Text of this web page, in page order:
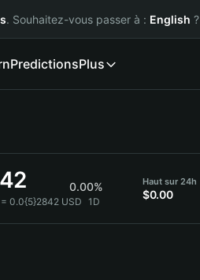
. Souhaitez-vous passer à : English ?
PredictionsPlus
0.00%
= 0.0{5}2842 USD 1D
Haut sur 24h
$0.00